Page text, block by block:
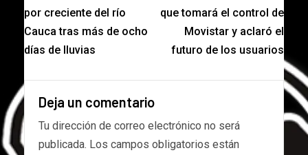
por creciente del río
Cauca tras más de ocho
días de lluvias
que tomará el control de
Movistar y aclaró el
futuro de los usuarios
Deja un comentario
Tu dirección de correo electrónico no será
publicada. Los campos obligatorios están